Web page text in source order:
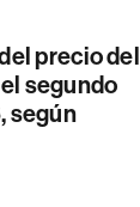
precio del
segundo
según